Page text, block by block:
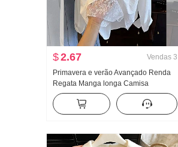
$2.67 Vendas 3
Primavera e verão Avançado Renda
Regata Manga longa Camisa
feminino Solto Conjunto de duas
peças Doce Fresco